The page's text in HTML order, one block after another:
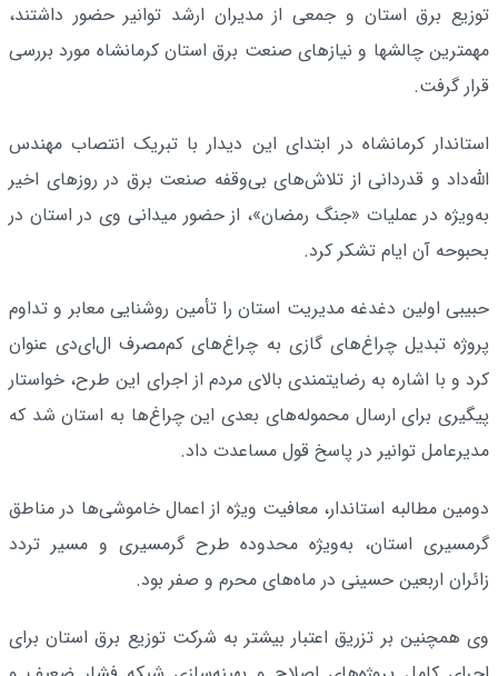
توزیع برق استان و جمعی از مدیران ارشد توانیر حضور داشتند،
مهمترین چالشها و نیازهای صنعت برق استان کرمانشاه مورد بررسی
قرار گرفت.
استاندار کرمانشاه در ابتدای این دیدار با تبریک انتصاب مهندس
الله‌داد و قدردانی از تلاش‌های بی‌وقفه صنعت برق در روزهای اخیر
به‌ویژه در عملیات «جنگ رمضان»، از حضور میدانی وی در استان در
بحبوحه آن ایام تشکر کرد.
حبیبی اولین دغدغه مدیریت استان را تأمین روشنایی معابر و تداوم
پروژه تبدیل چراغ‌های گازی به چراغ‌های کم‌مصرف ال‌ای‌دی عنوان
کرد و با اشاره به رضایتمندی بالای مردم از اجرای این طرح، خواستار
پیگیری برای ارسال محموله‌های بعدی این چراغ‌ها به استان شد که
مدیرعامل توانیر در پاسخ قول مساعدت داد.
دومین مطالبه استاندار، معافیت ویژه از اعمال خاموشی‌ها در مناطق
گرمسیری استان، به‌ویژه محدوده طرح گرمسیری و مسیر تردد
زائران اربعین حسینی در ماه‌های محرم و صفر بود.
وی همچنین بر تزریق اعتبار بیشتر به شرکت توزیع برق استان برای